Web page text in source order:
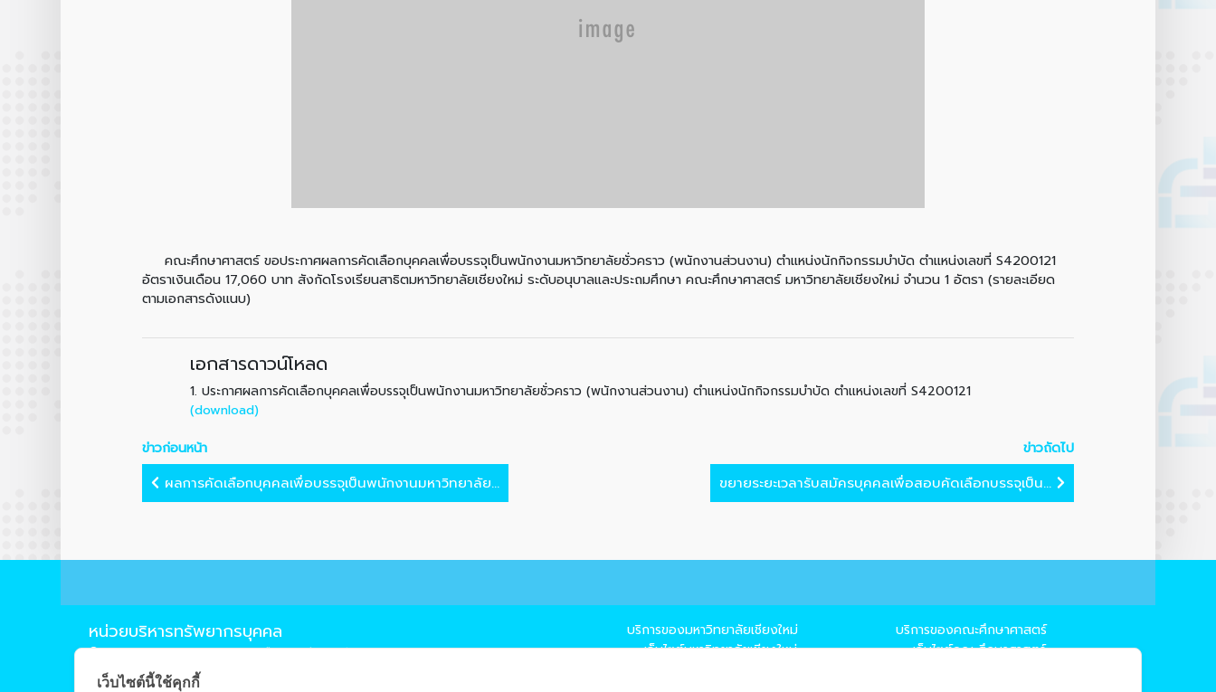
คณะศึกษาศาสตร์ ขอประกาศผลการคัดเลือกบุคคลเพื่อบรรจุเป็นพนักงานมหาวิทยาลัยชั่วคราว (พนักงานส่วนงาน) ตำแหน่งนักกิจกรรมบำบัด ตำแหน่งเลขที่ S4200121
อัตราเงินเดือน 17,060 บาท สังกัดโรงเรียนสาธิตมหาวิทยาลัยเชียงใหม่ ระดับอนุบาลและประถมศึกษา คณะศึกษาศาสตร์ มหาวิทยาลัยเชียงใหม่ จำนวน 1 อัตรา (รายละเอียด
ตามเอกสารดังแนบ)
เอกสารดาวน์โหลด
1.ประกาศผลการคัดเลือกบุคคลเพื่อบรรจุเป็นพนักงานมหาวิทยาลัยชั่วคราว (พนักงานส่วนงาน) ตำแหน่งนักกิจกรรมบำบัด ตำแหน่งเลขที่ S4200121
(download)
ข่าวก่อนหน้า
ข่าวถัดไป
ผลการคัดเลือกบุคคลเพื่อบรรจุเป็นพนักงานมหาวิทยาลัย...
ขยายระยะเวลารับสมัครบุคคลเพื่อสอบคัดเลือกบรรจุเป็น...
หน่วยบริหารทรัพยากรบุคคล
239 ถ.ห้วยแก้ว ต.สุเทพ อ.เมือง จ.เชียงใหม่ 50200
0-5394-4210
บริการของมหาวิทยาลัยเชียงใหม่
→ เว็บไซต์มหาวิทยาลัยเชียงใหม่
บริการของคณะศึกษาศาสตร์
→ เว็บไซต์คณะศึกษาศาสตร์
เว็บไซต์นี้ใช้คุกกี้